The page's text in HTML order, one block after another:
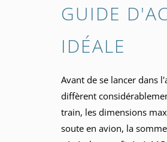
GUIDE
IDÉALE
Avant de se lancer dans
diffèrent
train, les dimensions
soute en avion, la